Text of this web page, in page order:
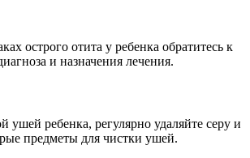
острого отита у ребенка обратитесь к
и назначения лечения.
ушей ребенка, регулярно удаляйте серу и
предметы для чистки ушей.